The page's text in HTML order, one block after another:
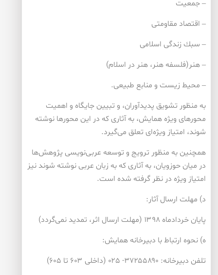
– جمعیت
– اقتصاد مقاومتی
– سبك زندگی اسلامی
– هنر(فلسفه هنر، هنر در اسلام)
– محیط زیست و منابع طبیعی.
به منظور تشویق پدیدآوران، و تبیین جایگاه و اهمیت
محورهای ویژه همایش، به آثاری كه در این محورها نوشته
شوند، امتیاز ویژه‌ای تعلق می‌گیرد.
همچنین به منظور ترویج و توسعه عربی‌نویسی پژوهش‌ها
در میان حوزویان، به آثاری كه به زبان عربی نوشته شوند نیز
امتیاز ویژه در نظر گرفته شده است.
د) مهلت ارسال آثار:
پایان‌ خردادماه ۱۳۹۸ (مهلت ارسال اثر، تمدید نمی‌گردد)
ه) نحوه ارتباط با دبيرخانه همايش:
تلفن دبیرخانه: ۳۷۲۵۵۸۹۰- ۰۲۵ (داخلی ۶۰۳ تا ۶۰۵)